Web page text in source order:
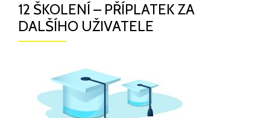
12 ŠKOLENÍ – PŘÍPLATEK ZA
DALŠÍHO UŽIVATELE